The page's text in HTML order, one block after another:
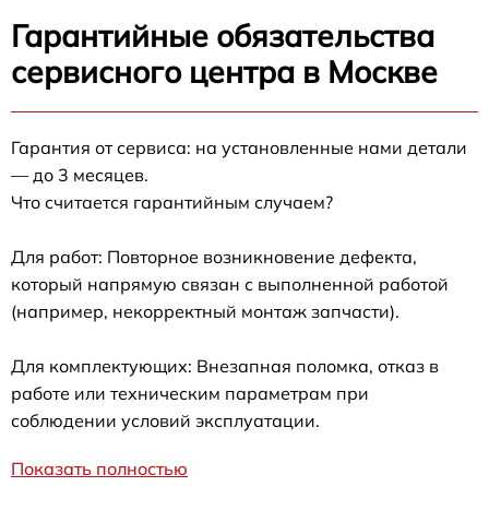
Гарантийные обязательства
сервисного центра в Москве
Гарантия от сервиса: на установленные нами детали
— до 3 месяцев.
Что считается гарантийным случаем?
Для работ: Повторное возникновение дефекта,
который напрямую связан с выполненной работой
(например, некорректный монтаж запчасти).
Для комплектующих: Внезапная поломка, отказ в
работе или техническим параметрам при
соблюдении условий эксплуатации.
Показать полностью